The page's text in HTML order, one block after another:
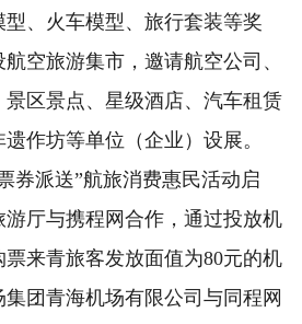
、火车模型、旅行套装等奖
空旅游集市，邀请航空公司、
区景点、星级酒店、汽车租赁
作坊等单位（企业）设展。
派送”航旅消费惠民活动启
厅与携程网合作，通过投放机
来青旅客发放面值为80元的机
团青海机场有限公司与同程网